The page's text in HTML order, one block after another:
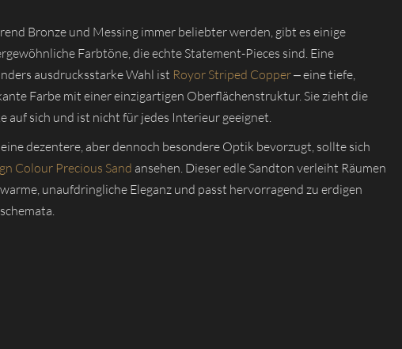
Bronze und Messing immer beliebter werden, gibt es einige
Farbtöne, die echte Statement-Pieces sind. Eine
ausdrucksstarke Wahl ist Royor Striped Copper– eine tiefe,
Farbe mit einer einzigartigen Oberflächenstruktur. Sie zieht die
auf sich und ist nicht für jedes Interieur geeignet.
dezentere, aber dennoch besondere Optik bevorzugt, sollte sich
Colour Precious Sand ansehen. Dieser edle Sandton verleiht Räumen
unaufdringliche Eleganz und passt hervorragend zu erdigen